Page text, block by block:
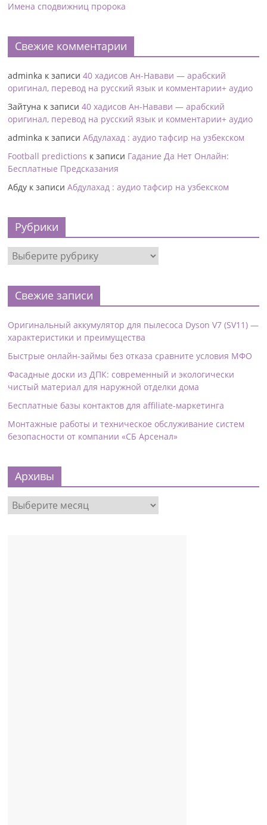
Имена сподвижниц пророка
Свежие комментарии
adminka к записи40 хадисов Ан-Навави — арабский
оригинал, перевод на русский язык и комментарии+ аудио
Зайтуна к записи40 хадисов Ан-Навави — арабский
оригинал, перевод на русский язык и комментарии+ аудио
adminka к записиАбдулахад : аудио тафсир на узбекском
Football predictions к записи Гадание Да Нет Онлайн:
Бесплатные Предсказания
Абду к записиАбдулахад : аудио тафсир на узбекском
Рубрики
Свежие записи
Оригинальный аккумулятор для пылесоса Dyson V7 (SV11) —
характеристики и преимущества
Быстрые онлайн-займы без отказа сравните условия МФО
Фасадные доски из ДПК: современный и экологически
чистый материал для наружной отделки дома
Бесплатные базы контактов для affiliate-маркетинга
Монтажные работы и техническое обслуживание систем
безопасности от компании «СБ Арсенал»
Архивы